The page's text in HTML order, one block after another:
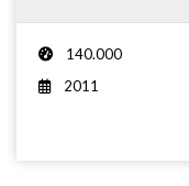
140.000
2011